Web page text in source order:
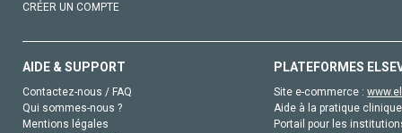
CRÉER UN COMPTE
AIDE & SUPPORT
Contactez-nous / FAQ
Qui sommes-nous ?
Mentions légales
PLATEFORMES
Site e-commerce :
Aide à la pratique
Portail pour les